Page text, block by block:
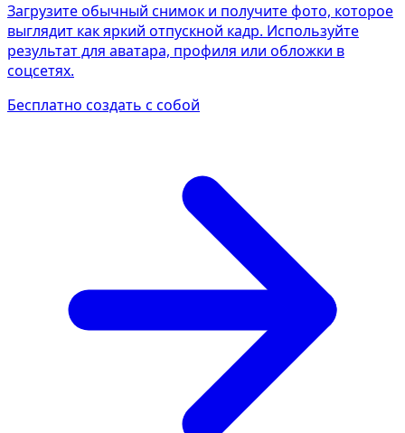
Загрузите обычный снимок и получите фото, которое
выглядит как яркий отпускной кадр. Используйте
результат для аватара, профиля или обложки в
соцсетях.
Бесплатно создать с собой